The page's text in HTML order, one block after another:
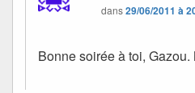
dans29/06/2011 à
Bonne soirée à toi, Gazou.